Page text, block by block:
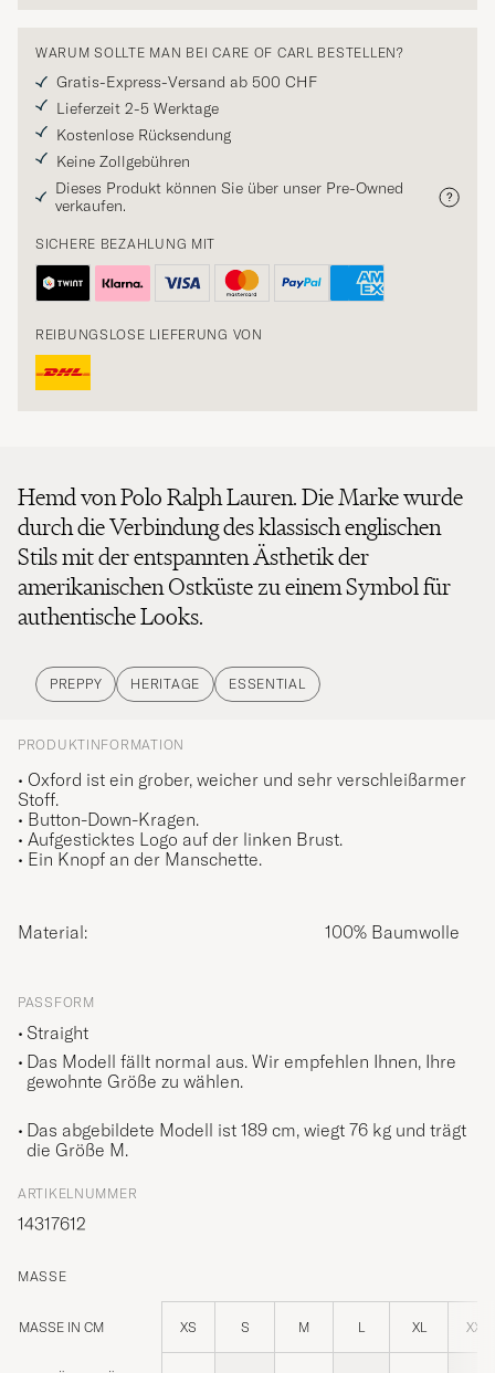
WARUM SOLLTE MAN BEI CARE OF CARL BESTELLEN?
Gratis-Express-Versand ab 500 CHF
Lieferzeit 2-5 Werktage
Kostenlose Rücksendung
Keine Zollgebühren
Dieses Produkt können Sie über unser Pre-Owned
verkaufen.
SICHERE BEZAHLUNG MIT
REIBUNGSLOSE LIEFERUNG VON
Hemd von Polo Ralph Lauren. Die Marke wurde
durch die Verbindung des klassisch englischen
Stils mit der entspannten Ästhetik der
amerikanischen Ostküste zu einem Symbol für
authentische Looks.
PREPPY HERITAGE ESSENTIAL
PRODUKTINFORMATION
• Oxford ist ein grober, weicher und sehr verschleißarmer
Stoff.
• Button-Down-Kragen.
• Aufgesticktes Logo auf der linken Brust.
• Ein Knopf an der Manschette.
Material: 100% Baumwolle
PASSFORM
Straight
Das Modell fällt normal aus. Wir empfehlen Ihnen, Ihre
gewohnte Größe zu wählen.
Das abgebildete Modell ist 189 cm, wiegt 76 kg und trägt
die Größe M.
ARTIKELNUMMER
14317612
MASSE
MASSE IN CM XS S M L XL XXL